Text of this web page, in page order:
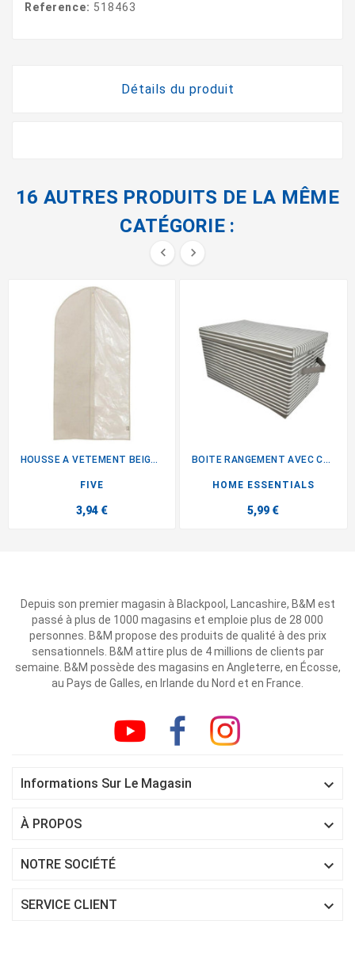
Reference: 518463
Détails du produit
16 AUTRES PRODUITS DE LA MÊME
CATÉGORIE :
 
HOUSSE A VETEMENT BEIGE...
FIVE
3,94 €
BOITE RANGEMENT AVEC COUVERCLE
HOME ESSENTIALS
5,99 €
Depuis son premier magasin à Blackpool, Lancashire, B&M est
passé à plus de 1000 magasins et emploie plus de 28 000
personnes. B&M propose des produits de qualité à des prix
sensationnels. B&M attire plus de 4 millions de clients par
semaine. B&M possède des magasins en Angleterre, en Écosse,
au Pays de Galles, en Irlande du Nord et en France.
Informations Sur Le Magasin 
À PROPOS 
NOTRE SOCIÉTÉ 
SERVICE CLIENT 